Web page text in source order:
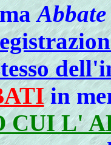
Abbate
in
CUI L'